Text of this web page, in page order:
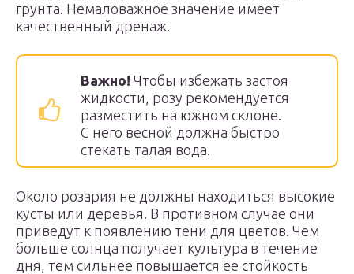
грунта. Немаловажное значение имеет
качественный дренаж.
Важно! Чтобы избежать застоя
жидкости, розу рекомендуется
разместить на южном склоне.
С него весной должна быстро
стекать талая вода.
Около розария не должны находиться высокие
кусты или деревья. В противном случае они
приведут к появлению тени для цветов. Чем
больше солнца получает культура в течение
дня, тем сильнее повышается ее стойкость